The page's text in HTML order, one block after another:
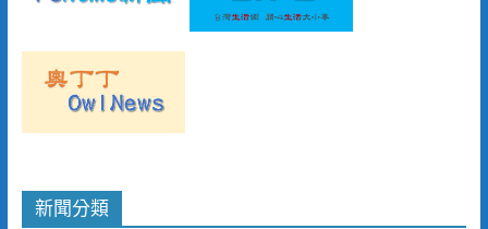
新聞分類